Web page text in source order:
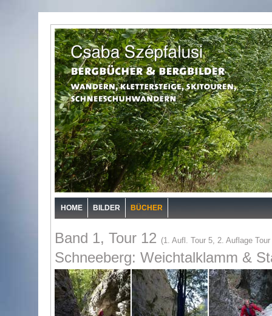
HOME BILDER BÜCHER
Band 1, Tour 12 (1. Aufl. Tour 5, 2. Auflage Tour
Schneeberg: Weichtalklamm &